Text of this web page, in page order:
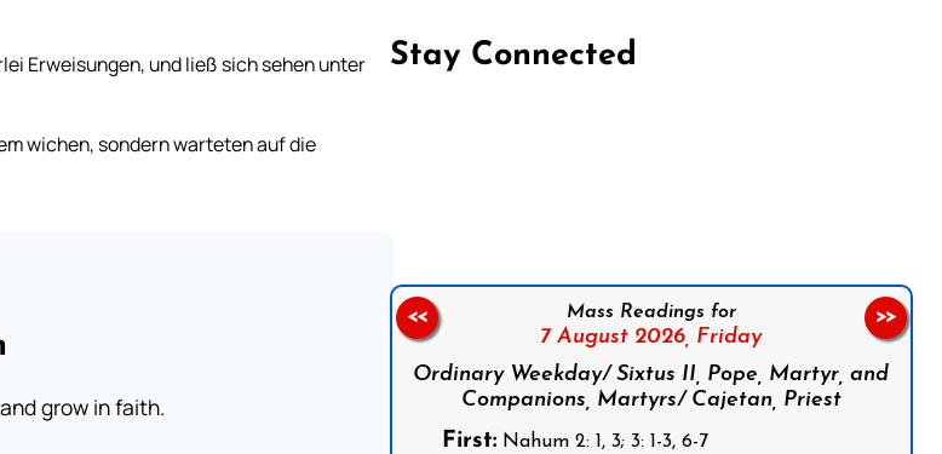
Erweisungen, und ließ sich sehen unter
wichen, sondern warteten auf die
grow in faith.
Stay Connected
Mass Readings for
7 August 2026, Friday
Ordinary Weekday/ Sixtus II, Pope, Martyr, and
Companions, Martyrs/ Cajetan, Priest
First:Nahum 2: 1, 3; 3: 1-3, 6-7
<< >>